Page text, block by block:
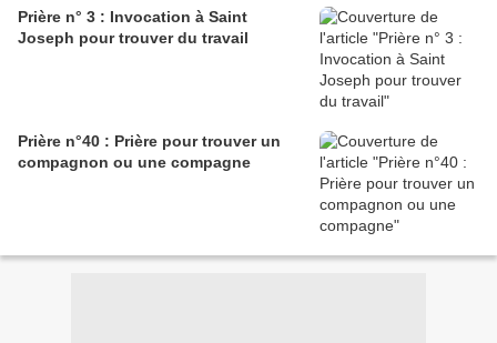
Prière n° 3 : Invocation à Saint
Joseph pour trouver du travail
Prière n°40 : Prière pour trouver un
compagnon ou une compagne